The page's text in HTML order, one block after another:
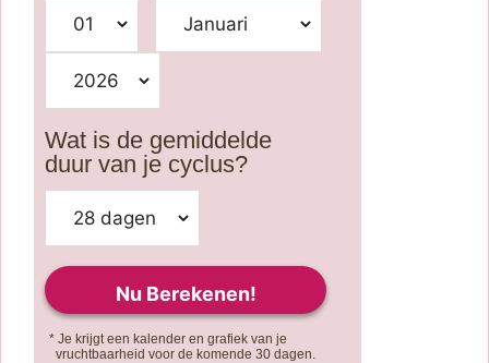
Wat is de gemiddelde
duur van je cyclus?
* Je krijgt een kalender en grafiek van je
vruchtbaarheid voor de komende 30 dagen.